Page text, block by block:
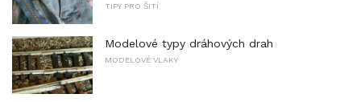
TIPY PRO ŠITÍ
Modelové typy dráhových drah
MODELOVÉ VLAKY